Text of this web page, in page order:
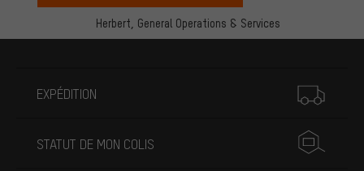
Herbert, General Operations & Services
EXPÉDITION
STATUT DE MON COLIS